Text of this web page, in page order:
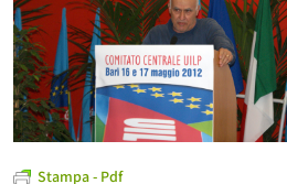
Stampa - Pdf